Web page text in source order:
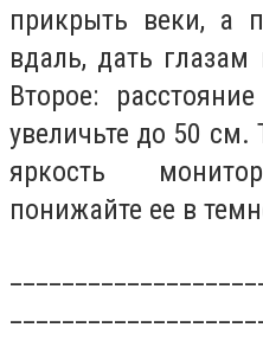
прикрыть веки, а
вдаль, дать глазам
Второе:
увеличьте до 50 см.
яркость
понижайте ее в